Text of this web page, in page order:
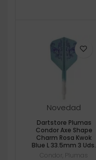
Novedad
Dartstore Plumas
Condor Axe Shape
Charm Rosa Kwok
Blue L 33.5mm 3 Uds.
Condor Plumas